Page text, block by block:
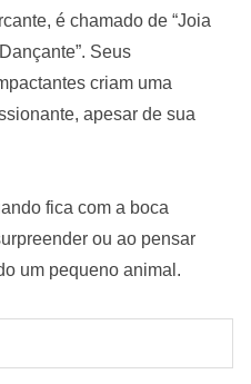
é chamado de “Joia
Seus
criam uma
apesar de sua
fica com a boca
ou ao pensar
um pequeno animal.